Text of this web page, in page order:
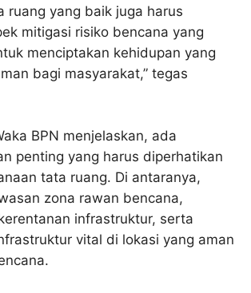
ruang yang baik juga harus
mitigasi risiko bencana yang
menciptakan kehidupan yang
bagi masyarakat,” tegas
BPN menjelaskan, ada
penting yang harus diperhatikan
tata ruang. Di antaranya,
zona rawan bencana,
infrastruktur, serta
vital di lokasi yang aman